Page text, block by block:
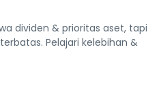
dividen & prioritas aset, tapi
Pelajari kelebihan &